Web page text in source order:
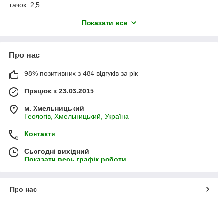
гачок: 2,5
Yarnart Flowers Unicolor - літня пряжа з бавовною, м'яка,
футболки, сукні, спідниці, весняні шапочки, бандани, а також
іграшки та декор для дому.
Прати вручну, сушити на горизонтальній поверхні.
Показати все
Про нас
98% позитивних з 484 відгуків за рік
Працює з 23.03.2015
м. Хмельницький
Геологів, Хмельницький, Україна
Контакти
Сьогодні вихідний
Показати весь графік роботи
Про нас